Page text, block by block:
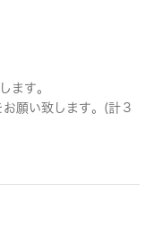
ます。
お願い致します。(計３